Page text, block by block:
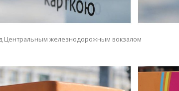
Центральным железнодорожным вокзалом